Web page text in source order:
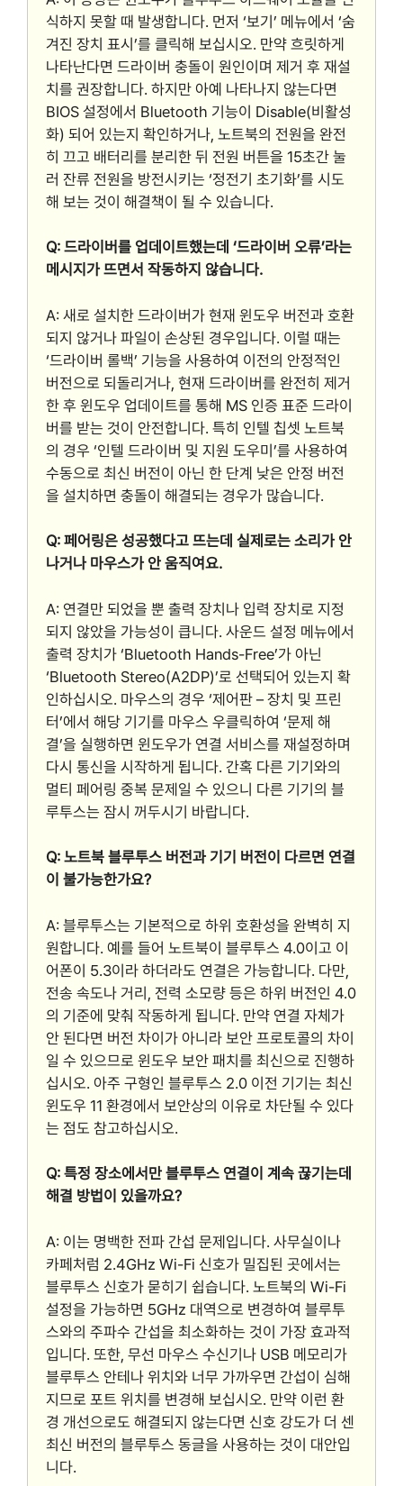
식하지 못할 때 발생합니다. 먼저 ‘보기’ 메뉴에서 ‘숨
겨진 장치 표시’를 클릭해 보십시오. 만약 흐릿하게
나타난다면 드라이버 충돌이 원인이며 제거 후 재설
치를 권장합니다. 하지만 아예 나타나지 않는다면
BIOS 설정에서 Bluetooth 기능이 Disable(비활성
화) 되어 있는지 확인하거나, 노트북의 전원을 완전
히 끄고 배터리를 분리한 뒤 전원 버튼을 15초간 눌
러 잔류 전원을 방전시키는 ‘정전기 초기화’를 시도
해 보는 것이 해결책이 될 수 있습니다.
Q: 드라이버를 업데이트했는데 ‘드라이버 오류’라는
메시지가 뜨면서 작동하지 않습니다.
A: 새로 설치한 드라이버가 현재 윈도우 버전과 호환
되지 않거나 파일이 손상된 경우입니다. 이럴 때는
‘드라이버 롤백’ 기능을 사용하여 이전의 안정적인
버전으로 되돌리거나, 현재 드라이버를 완전히 제거
한 후 윈도우 업데이트를 통해 MS 인증 표준 드라이
버를 받는 것이 안전합니다. 특히 인텔 칩셋 노트북
의 경우 ‘인텔 드라이버 및 지원 도우미’를 사용하여
수동으로 최신 버전이 아닌 한 단계 낮은 안정 버전
을 설치하면 충돌이 해결되는 경우가 많습니다.
Q: 페어링은 성공했다고 뜨는데 실제로는 소리가 안
나거나 마우스가 안 움직여요.
A: 연결만 되었을 뿐 출력 장치나 입력 장치로 지정
되지 않았을 가능성이 큽니다. 사운드 설정 메뉴에서
출력 장치가 ‘Bluetooth Hands-Free’가 아닌
‘Bluetooth Stereo(A2DP)’로 선택되어 있는지 확
인하십시오. 마우스의 경우 ‘제어판 – 장치 및 프린
터’에서 해당 기기를 마우스 우클릭하여 ‘문제 해
결’을 실행하면 윈도우가 연결 서비스를 재설정하며
다시 통신을 시작하게 됩니다. 간혹 다른 기기와의
멀티 페어링 중복 문제일 수 있으니 다른 기기의 블
루투스는 잠시 꺼두시기 바랍니다.
Q: 노트북 블루투스 버전과 기기 버전이 다르면 연결
이 불가능한가요?
A: 블루투스는 기본적으로 하위 호환성을 완벽히 지
원합니다. 예를 들어 노트북이 블루투스 4.0이고 이
어폰이 5.3이라 하더라도 연결은 가능합니다. 다만,
전송 속도나 거리, 전력 소모량 등은 하위 버전인 4.0
의 기준에 맞춰 작동하게 됩니다. 만약 연결 자체가
안 된다면 버전 차이가 아니라 보안 프로토콜의 차이
일 수 있으므로 윈도우 보안 패치를 최신으로 진행하
십시오. 아주 구형인 블루투스 2.0 이전 기기는 최신
윈도우 11 환경에서 보안상의 이유로 차단될 수 있다
는 점도 참고하십시오.
Q: 특정 장소에서만 블루투스 연결이 계속 끊기는데
해결 방법이 있을까요?
A: 이는 명백한 전파 간섭 문제입니다. 사무실이나
카페처럼 2.4GHz Wi-Fi 신호가 밀집된 곳에서는
블루투스 신호가 묻히기 쉽습니다. 노트북의 Wi-Fi
설정을 가능하면 5GHz 대역으로 변경하여 블루투
스와의 주파수 간섭을 최소화하는 것이 가장 효과적
입니다. 또한, 무선 마우스 수신기나 USB 메모리가
블루투스 안테나 위치와 너무 가까우면 간섭이 심해
지므로 포트 위치를 변경해 보십시오. 만약 이런 환
경 개선으로도 해결되지 않는다면 신호 강도가 더 센
최신 버전의 블루투스 동글을 사용하는 것이 대안입
니다.